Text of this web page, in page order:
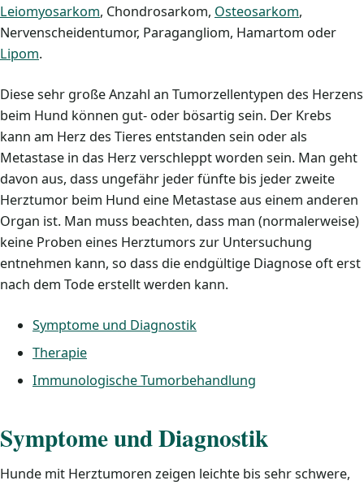
Leiomyosarkom, Chondrosarkom, Osteosarkom,
Nervenscheidentumor, Paragangliom, Hamartom oder
Lipom.
Diese sehr große Anzahl an Tumorzellentypen des Herzens
beim Hund können gut- oder bösartig sein. Der Krebs
kann am Herz des Tieres entstanden sein oder als
Metastase in das Herz verschleppt worden sein. Man geht
davon aus, dass ungefähr jeder fünfte bis jeder zweite
Herztumor beim Hund eine Metastase aus einem anderen
Organ ist. Man muss beachten, dass man (normalerweise)
keine Proben eines Herztumors zur Untersuchung
entnehmen kann, so dass die endgültige Diagnose oft erst
nach dem Tode erstellt werden kann.
Symptome und Diagnostik
Therapie
Immunologische Tumorbehandlung
Symptome und Diagnostik
Hunde mit Herztumoren zeigen leichte bis sehr schwere,